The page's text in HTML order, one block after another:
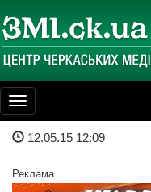
Toggle
navigation
12.05.15 12:09
Реклама